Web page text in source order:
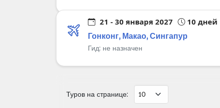
21 - 30 января 2027 10 дней
Гонконг, Макао, Сингапур
Гид: не назначен
Туров на странице: